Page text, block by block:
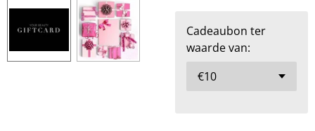
Cadeaubon ter
waarde van: